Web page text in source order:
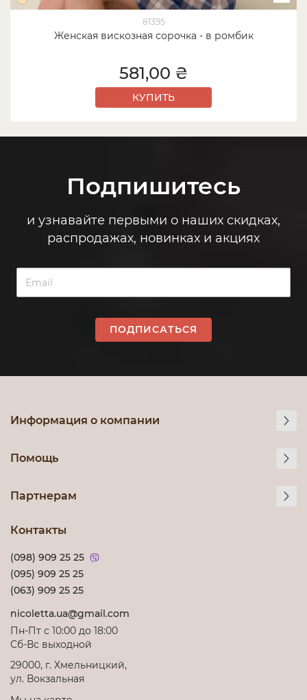
81395
Женская вискозная сорочка - в ромбик
581,00 ₴
КУПИТЬ
Подпишитесь
и узнавайте первыми о наших скидках,
распродажах, новинках и акциях
ПОДПИСАТЬСЯ
Информация о компании
Помощь
Партнерам
Контакты
(098) 909 25 25
(095) 909 25 25
(063) 909 25 25
nicoletta.ua@gmail.com
Пн-Пт с 10:00 до 18:00
Сб-Вс выходной
29000, г. Хмельницкий,
ул. Вокзальная